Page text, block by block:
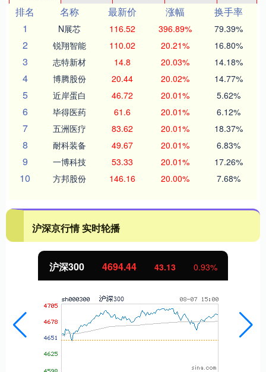
排名
名称 最新价 涨幅
换手率
1
N展芯 116.52 396.89% 79.39%
2 锐翔智能 110.02 20.21% 16.80%
3 志特新材 14.8 20.03% 14.18%
4 博腾股份 20.44 20.02% 14.77%
5 近岸蛋白 46.72 20.01% 5.62%
6 毕得医药 61.6 20.01% 6.12%
7 五洲医疗 83.62 20.01% 18.37%
8 耐科装备 49.67 20.01% 6.83%
9 一博科技 53.33 20.01% 17.26%
10 方邦股份 146.16 20.00% 7.68%
沪深京行情 实时轮播
沪深300 4694.44 43.13 0.93%